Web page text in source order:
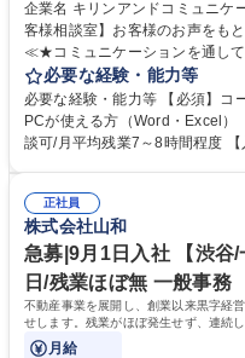
企業名 キリンアンドコミュニケーションズ株
客様相談室】お客様のお声をもとによ
≪★コミュニケーションを通し
お客様のお声をより良い商品づ
様相談室でのお仕事です。 日々お客様からいただくキリングループへのご
意見を、企業活動に活かしてい
って対応、情報提供するととも
平均100件前後■メール・手紙：同上40件前後 募集職
相談室】お客様のお声をもとに
必要な経験・能力等
必要な経験・能力等 【必須】コ
PCが使える方（Word・Excel）
談可/月平均残業7～8時間程度 【入社後の研修】着任から1か月は電話対応
すのでご安心ください。 【当社
う会社として、お客様との出会
を込めてコミュニケーションを
す。 学歴・資格 学歴：大学院 大学 高専 短大 専修学校 高校 語学力： 資
格：
正社員
株式会社山和
急募|9月1日入社 【渋谷
日/残業ほぼ無 一般事務
不動産事業を展開し、創業以来黒字経
せします。残業がほぼ発生せず、連続
い方にお勧めの環境です！
月給